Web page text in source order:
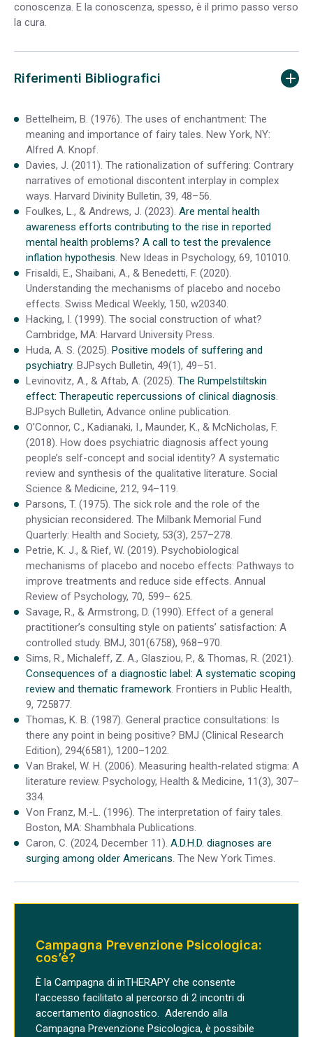
conoscenza. E la conoscenza, spesso, è il primo passo verso
la cura.
Riferimenti Bibliografici
Bettelheim, B. (1976). The uses of enchantment: The
meaning and importance of fairy tales. New York, NY:
Alfred A. Knopf.
Davies, J. (2011). The rationalization of suffering: Contrary
narratives of emotional discontent interplay in complex
ways. Harvard Divinity Bulletin, 39, 48–56.
Foulkes, L., & Andrews, J. (2023). Are mental health
awareness efforts contributing to the rise in reported
mental health problems? A call to test the prevalence
inflation hypothesis. New Ideas in Psychology, 69, 101010.
Frisaldi, E., Shaibani, A., & Benedetti, F. (2020).
Understanding the mechanisms of placebo and nocebo
effects. Swiss Medical Weekly, 150, w20340.
Hacking, I. (1999). The social construction of what?
Cambridge, MA: Harvard University Press.
Huda, A. S. (2025). Positive models of suffering and
psychiatry. BJPsych Bulletin, 49(1), 49–51.
Levinovitz, A., & Aftab, A. (2025). The Rumpelstiltskin
effect: Therapeutic repercussions of clinical diagnosis.
BJPsych Bulletin, Advance online publication.
O’Connor, C., Kadianaki, I., Maunder, K., & McNicholas, F.
(2018). How does psychiatric diagnosis affect young
people’s self-concept and social identity? A systematic
review and synthesis of the qualitative literature. Social
Science & Medicine, 212, 94–119.
Parsons, T. (1975). The sick role and the role of the
physician reconsidered. The Milbank Memorial Fund
Quarterly: Health and Society, 53(3), 257–278.
Petrie, K. J., & Rief, W. (2019). Psychobiological
mechanisms of placebo and nocebo effects: Pathways to
improve treatments and reduce side effects. Annual
Review of Psychology, 70, 599– 625.
Savage, R., & Armstrong, D. (1990). Effect of a general
practitioner’s consulting style on patients’ satisfaction: A
controlled study. BMJ, 301(6758), 968–970.
Sims, R., Michaleff, Z. A., Glasziou, P., & Thomas, R. (2021).
Consequences of a diagnostic label: A systematic scoping
review and thematic framework. Frontiers in Public Health,
9, 725877.
Thomas, K. B. (1987). General practice consultations: Is
there any point in being positive? BMJ (Clinical Research
Edition), 294(6581), 1200–1202.
Van Brakel, W. H. (2006). Measuring health-related stigma: A
literature review. Psychology, Health & Medicine, 11(3), 307–
334.
Von Franz, M.-L. (1996). The interpretation of fairy tales.
Boston, MA: Shambhala Publications.
Caron, C. (2024, December 11). A.D.H.D. diagnoses are
surging among older Americans. The New York Times.
Campagna Prevenzione Psicologica:
cos’è?
È la Campagna di inTHERAPY che consente
l’accesso facilitato al percorso di 2 incontri di
accertamento diagnostico. Aderendo alla
Campagna Prevenzione Psicologica, è possibile